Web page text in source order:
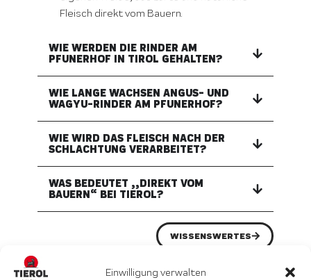
Einwilligung verwalten
Fleisch direkt vom Bauern.
WIE WERDEN DIE RINDER AM
PFUNERHOF IN TIROL GEHALTEN?
WIE LANGE WACHSEN ANGUS- UND
WAGYU-RINDER AM PFUNERHOF?
WIE WIRD DAS FLEISCH NACH DER
SCHLACHTUNG VERARBEITET?
WAS BEDEUTET „„DIREKT VOM
BAUERN“ BEI TIEROL?
WISSENSWERTES